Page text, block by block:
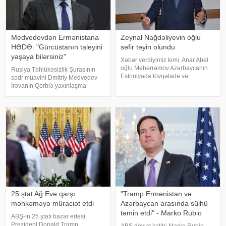
Medvedevdən Ermənistana
HƏDƏ: "Gürcüstanın taleyini
yaşaya bilərsiniz"
Rusiya Təhlükəsizlik Şurasının
sədr müavini Dmitriy Medvedev
İrəvanın Qərblə yaxınlaşma
təhlükələrin gözlədiyini bildirib.
xəbər verir ki, o, Ermənistanın
Gürcüstanın taleyin
Zeynal Nağdəliyevin oğlu
səfir təyin olundu
Xəbər verdiyimiz kimi, Anar Abel
oğlu Məhərrəmov Azərbaycanın
Estoniyada fövqəladə və
Nağdəliyev Azərbaycanın
Estoniyada fövqəlad
25 ştat Ağ Evə qarşı
məhkəməyə müraciət etdi
ABŞ-ın 25 ştatı bazar ertəsi
Prezident Donald Tramp
"Tramp Ermənistan və
Azərbaycan arasında sülhü
təmin etdi" - Marko Rubio